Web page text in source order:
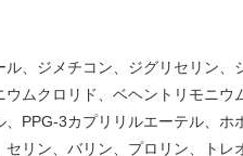
、ジメチコン、ジグリセリン
ウムクロリド、ベヘントリモニ
、PPG-3カプリリルエーテル、
リン、バリン、プロリン、トレ